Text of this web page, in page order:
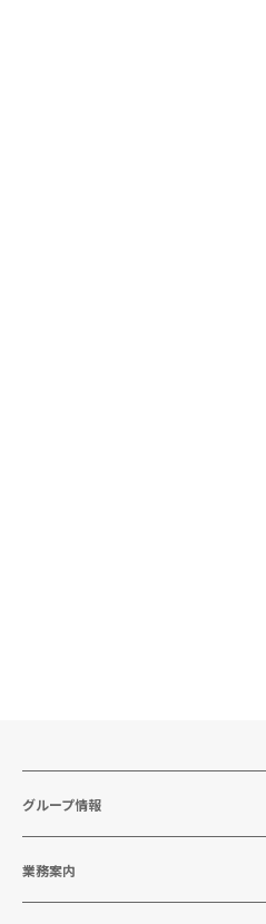
グループ情報
業務案内